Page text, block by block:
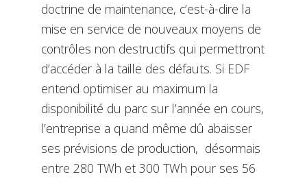
doctrine de maintenance, c’est-à-dire la
mise en service de nouveaux moyens de
contrôles non destructifs qui permettront
d’accéder à la taille des défauts. Si EDF
entend optimiser au maximum la
disponibilité du parc sur l’année en cours,
l’entreprise a quand même dû abaisser
ses prévisions de production, désormais
entre 280 TWh et 300 TWh pour ses 56